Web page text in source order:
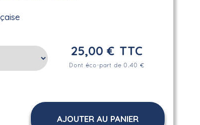
25,00 € TTC
Dont éco-part de 0.40 €
AJOUTER AU PANIER